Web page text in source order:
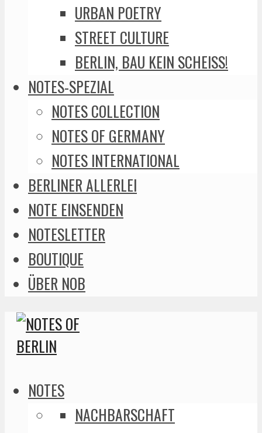
URBAN POETRY
STREET CULTURE
BERLIN, BAU KEIN SCHEISS!
NOTES-SPEZIAL
NOTES COLLECTION
NOTES OF GERMANY
NOTES INTERNATIONAL
BERLINER ALLERLEI
NOTE EINSENDEN
NOTESLETTER
BOUTIQUE
ÜBER NOB
NOTES
NACHBARSCHAFT